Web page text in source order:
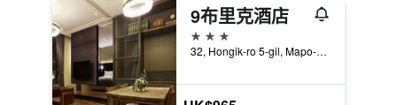
9布里克酒店
3星級
32, Hongik-ro 5-gil, Mapo-gu, 首爾, 韓國